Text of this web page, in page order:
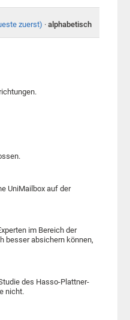
zuerst) · alphabetisch
UniMailbox auf der
im Bereich der
besser absichern können,
des Hasso-Plattner-
nicht.